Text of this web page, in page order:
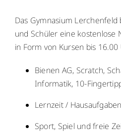
Schulleben
Kalender
Das Gymnasium
und Schüler eine kostenlose
in Form von Kursen bis 16.00
Bienen AG, Scratch,
Informatik, 10-
Lernzeit /
Sport, Spiel und freie